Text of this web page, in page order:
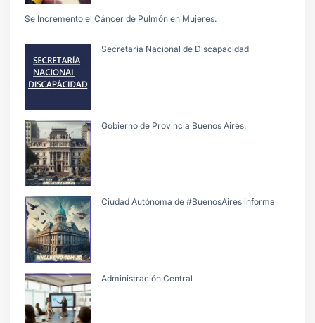
Se Incremento el Cáncer de Pulmón en Mujeres.
Secretarìa Nacional de Discapacidad
Gobierno de Provincia Buenos Aires.
Ciudad Autónoma de #BuenosAires informa
Administración Central